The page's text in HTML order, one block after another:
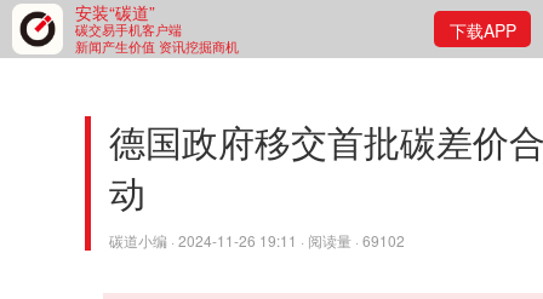
安装“碳道”
碳交易手机客户端
新闻产生价值 资讯挖掘商机
下载APP
德国政府移交首批碳差价
动
碳道小编 · 2024-11-26 19:11 · 阅读量 · 69102